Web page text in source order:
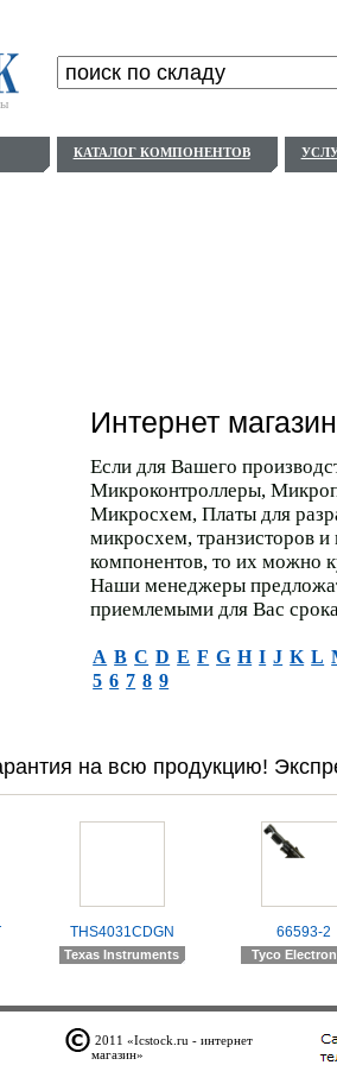
КАТАЛОГ КОМПОНЕНТОВ
Интернет
Если для Вашего
Микроконтроллеры,
Микросхем, Платы для
микросхем, транзисторов
компонентов, то их можно
Наши менеджеры
приемлемыми для Вас
A B C D E F G H I J K L
5 6 7 8 9
на всю продукцию!
THS4031CDGN
Texas Instruments
66593-2
Tyco
2011 «Icstock.ru - интернет
магазин»